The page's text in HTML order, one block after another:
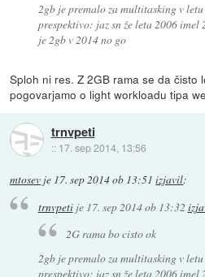
2gb je premalo za multitasking v
prespektivo: jaz sn že leta 2006
je 2gb v 2014 no go
Sploh ni res. Z 2GB rama se da čisto
pogovarjamo o light workloadu tipa
trnvpeti
:: 17. sep 2014, 13:56
mtosev je 17. sep 2014 ob 13:51 izjavil:
trnvpetije 17. sep 2014 ob 13:32
2G rama bo cisto ok
2gb je premalo za multitasking v
prespektivo: jaz sn že leta 2006